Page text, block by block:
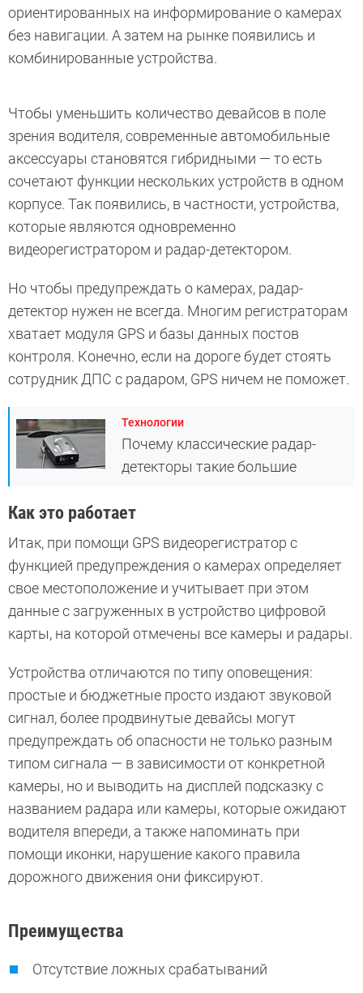
ориентированных на информирование о камерах
без навигации. А затем на рынке появились и
комбинированные устройства.
Чтобы уменьшить количество девайсов в поле
зрения водителя, современные автомобильные
аксессуары становятся гибридными — то есть
сочетают функции нескольких устройств в одном
корпусе. Так появились, в частности, устройства,
которые являются одновременно
видеорегистратором и радар-детектором.
Но чтобы предупреждать о камерах, радар-
детектор нужен не всегда. Многим регистраторам
хватает модуля GPS и базы данных постов
контроля. Конечно, если на дороге будет стоять
сотрудник ДПС с радаром, GPS ничем не поможет.
Технологии
Почему классические радар-
детекторы такие большие
Как это работает
Итак, при помощи GPS видеорегистратор с
функцией предупреждения о камерах определяет
свое местоположение и учитывает при этом
данные с загруженных в устройство цифровой
карты, на которой отмечены все камеры и радары.
Устройства отличаются по типу оповещения:
простые и бюджетные просто издают звуковой
сигнал, более продвинутые девайсы могут
предупреждать об опасности не только разным
типом сигнала — в зависимости от конкретной
камеры, но и выводить на дисплей подсказку с
названием радара или камеры, которые ожидают
водителя впереди, а также напоминать при
помощи иконки, нарушение какого правила
дорожного движения они фиксируют.
Преимущества
Отсутствие ложных срабатываний